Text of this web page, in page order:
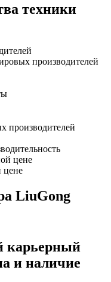
техники
производителей
производителей
цене
LiuGong
карьерный
и наличие